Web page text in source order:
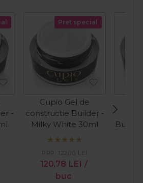
-
Pret special
Cupio Gel de
constructie Builder -
Milky White 30ml
120,78 LEI /
buc
PRP: 122,00 LEI